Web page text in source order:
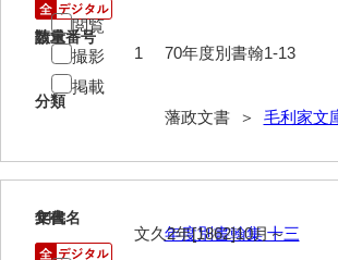
請求番号
70年度別書翰1-13
分類
藩政文書 ＞ 毛利家文
数量
1
閲覧
撮影
掲載
14
文書名
年度別書翰集 十三
年代
文久2年[1862]10月～